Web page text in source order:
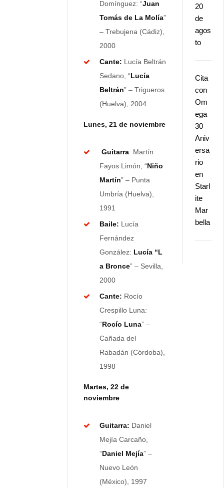
Domínguez: “Juan
Tomás de La Molía”
– Trebujena (Cádiz),
2000
Cante: Lucía Beltrán
Sedano, “Lucía
Beltrán” – Trigueros
(Huelva), 2004
Lunes, 21 de noviembre
Guitarra: Martín
Fayos Limón, “Niño
Martín” – Punta
Umbría (Huelva),
1991
Baile: Lucía
Fernández
González: Lucía “L
a Bronce” – Sevilla,
2000
Cante: Rocío
Crespillo Luna:
“Rocío Luna” –
Cañada del
Rabadán (Córdoba),
1998
Martes, 22 de
noviembre
Guitarra: Daniel
Mejía Carcaño,
“Daniel Mejía” –
Nuevo León
(México), 1997
20
de
agos
to
Cita
con
Om
ega
30
Aniv
ersa
rio
en
Starl
ite
Mar
bella